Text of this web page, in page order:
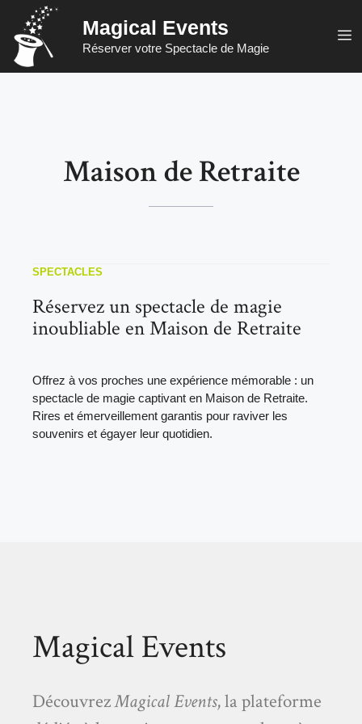
contenu
Magical Events
Réserver votre Spectacle de Magie
Maison de Retraite
SPECTACLES
Réservez un spectacle de magie
inoubliable en Maison de Retraite
Offrez à vos proches une expérience mémorable : un
spectacle de magie captivant en Maison de Retraite.
Rires et émerveillement garantis pour raviver les
souvenirs et égayer leur quotidien.
Magical Events
DécouvrezMagical Events, la plateforme